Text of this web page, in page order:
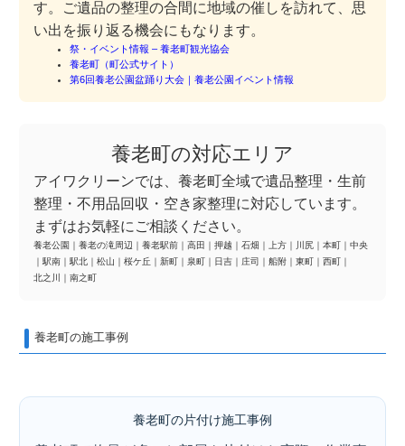
す。ご遺品の整理の合間に地域の催しを訪れて、思
い出を振り返る機会にもなります。
祭・イベント情報 – 養老町観光協会
養老町（町公式サイト）
第6回養老公園盆踊り大会｜養老公園イベント情報
養老町の対応エリア
アイワクリーンでは、養老町全域で遺品整理・生前
整理・不用品回収・空き家整理に対応しています。
まずはお気軽にご相談ください。
養老公園 ｜ 養老の滝周辺 ｜ 養老駅前 ｜ 高田 ｜ 押越 ｜ 石畑 ｜ 上方 ｜ 川尻 ｜ 本町 ｜ 中央
｜ 駅南 ｜ 駅北 ｜ 松山 ｜ 桜ケ丘 ｜ 新町 ｜ 泉町 ｜ 日吉 ｜ 庄司 ｜ 船附 ｜ 東町 ｜ 西町 ｜
北之川
｜ 南之町
養老町の施工事例
養老町の片付け施工事例